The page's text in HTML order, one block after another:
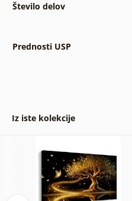
Število delov
Prednosti USP
Iz iste kolekcije